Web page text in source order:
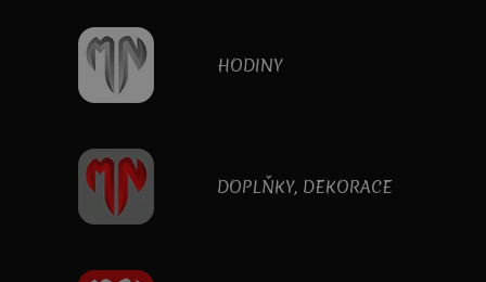
HODINY
DOPLŇKY, DEKORACE